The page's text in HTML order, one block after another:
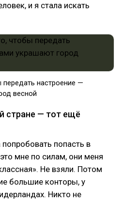
и я стала искать
настроение —
весной
стране — тот ещё
попасть в
мне по силам, они меня
Не взяли. Потом
большие конторы, у
Никто не